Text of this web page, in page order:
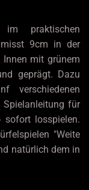
praktischen
misst 9cm in der
mit grünem
geprägt. Dazu
verschiedenen
für
sofort losspielen.
"Weite
natürlich dem in